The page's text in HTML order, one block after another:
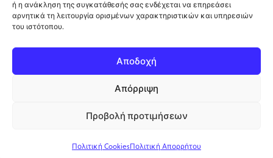
ή η ανάκληση της συγκατάθεσής σας ενδέχεται να επηρεάσει
αρνητικά τη λειτουργία ορισμένων χαρακτηριστικών και υπηρεσιών
του ιστότοπου.
Αποδοχή
Απόρριψη
Προβολή προτιμήσεων
Πολιτική CookiesΠολιτική Απορρήτου
12ο Χλμ. Ρόδου-Λίνδου, Φαληράκι, Ρόδος,
Ελλάδα
reserved.